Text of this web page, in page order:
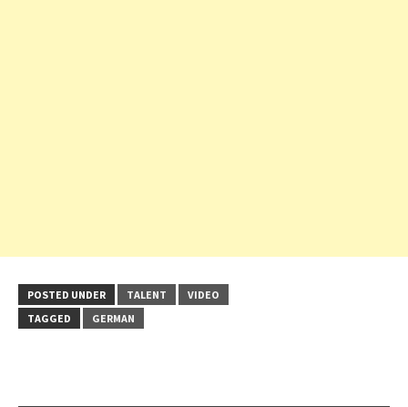
POSTED UNDER TALENT
VIDEO
TAGGED
GERMAN